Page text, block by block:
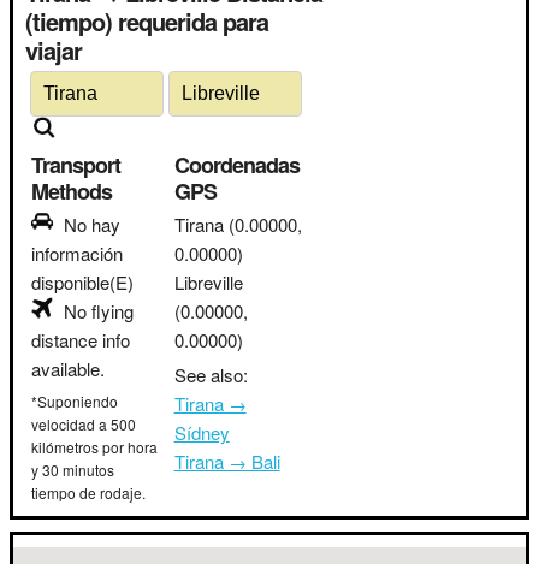
(tiempo) requerida para
viajar
Transport
Methods
No hay
información
disponible(E)
No flying
distance info
available.
*Suponiendo
velocidad a 500
kilómetros por hora
y 30 minutos
tiempo de rodaje.
Coordenadas
GPS
Tirana (0.00000,
0.00000)
Libreville
(0.00000,
0.00000)
See also:
Tirana →
Sídney
Tirana → Bali